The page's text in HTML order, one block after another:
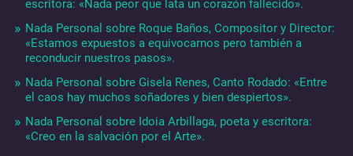
escritora: «Nada peor que lata un corazón fallecido».
Nada Personal sobre Roque Baños, Compositor y Director:
«Estamos expuestos a equivocarnos pero también a
reconducir nuestros pasos».
Nada Personal sobre Gisela Renes, Canto Rodado: «Entre
el caos hay muchos soñadores y bien despiertos».
Nada Personal sobre Idoia Arbillaga, poeta y escritora:
«Creo en la salvación por el Arte».